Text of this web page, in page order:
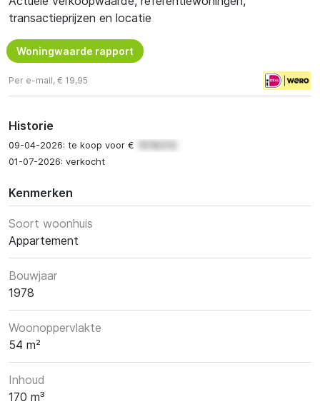
transactieprijzen en locatie
Woningwaarde rapport
Per e-mail, € 19,95
Historie
09-04-2026: te koop voor €
01-07-2026: verkocht
Kenmerken
Soort woonhuis
Appartement
Bouwjaar
1978
Woonoppervlakte
54 m²
Inhoud
170 m³